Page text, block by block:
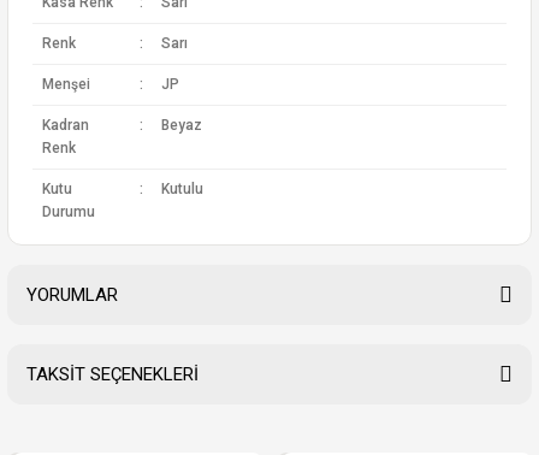
Renk : Sarı
Menşei : JP
Kadran
Renk
: Beyaz
Kutu
Durumu
: Kutulu
YORUMLAR
TAKSİT SEÇENEKLERİ